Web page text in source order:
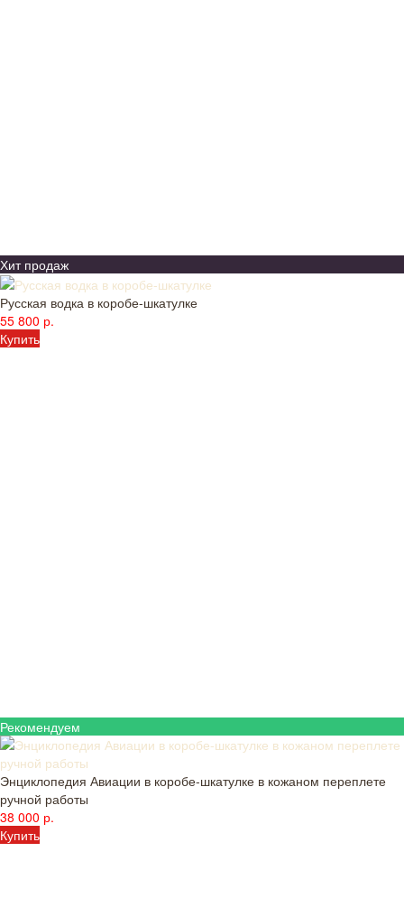
Хит продаж
Русская водка в коробе-шкатулке
55 800 р.
Купить
Рекомендуем
Энциклопедия Авиации в коробе-шкатулке в кожаном переплете
ручной работы
38 000 р.
Купить